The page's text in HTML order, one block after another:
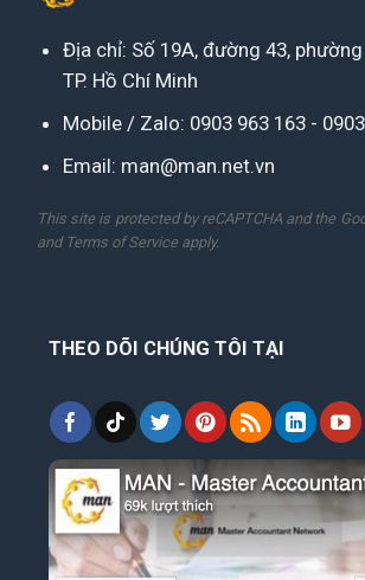
Địa chỉ: Số 19A, đường 43, phường
TP. Hồ Chí Minh
Mobile / Zalo: 0903 963 163-
Email: man@man.net.vn
This site is protected by reCAPTCHA and the
and Terms of Serviceapply.
THEO DÕI CHÚNG TÔI TẠI